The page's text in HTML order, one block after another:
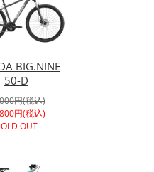
BIG.NINE
50-D
円(税込)
円(税込)
OUT